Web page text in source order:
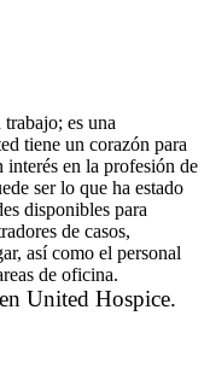
es una
tiene un corazón para
interés en la profesión de
ser lo que ha estado
disponibles para
de casos,
así como el personal
de oficina.
United Hospice.